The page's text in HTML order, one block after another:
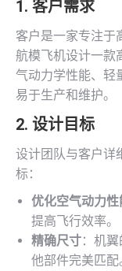
1. 客户需求
客户是一家专注于
航模飞机设计一款
气动力学性能、轻
易于生产和维护。
2. 设计目标
设计团队与客户详
标：
优化空气动力性
提高飞行效率。
精确尺寸：机
他部件完美匹配